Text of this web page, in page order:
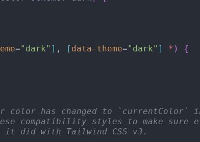
="dark" ] , [ data-theme="dark" ] * )
{
color has changed to `currentColor`
compatibility styles to make
it did with Tailwind CSS v3.